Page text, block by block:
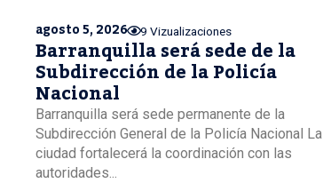
agosto 5, 2026 9 Vizualizaciones
Barranquilla será sede de la
Subdirección de la Policía
Nacional
Barranquilla será sede permanente de la
Subdirección General de la Policía Nacional La
ciudad fortalecerá la coordinación con las
autoridades...